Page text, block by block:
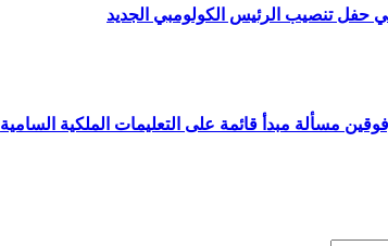
حفل تنصيب الرئيس الكولومبي الجديد
مسألة مبدأ قائمة على التعليمات الملكية السامية